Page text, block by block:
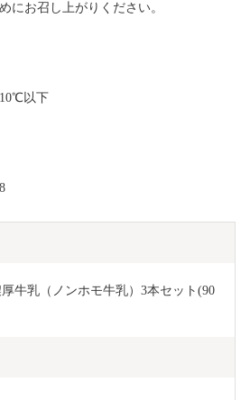
にお召し上がりください。
以下
牛乳（ノンホモ牛乳）3本セット(90